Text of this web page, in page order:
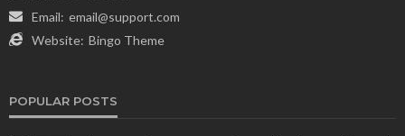
Email: email@support.com
Website: Bingo Theme
POPULAR POSTS